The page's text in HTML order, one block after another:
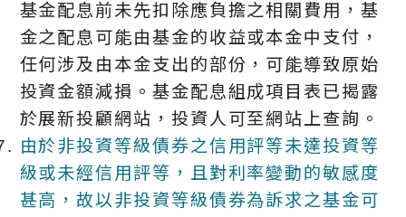
基金配息前未先扣除應負擔之相關費用，基
金之配息可能由基金的收益或本金中支付，
任何涉及由本金支出的部份，可能導致原始
投資金額減損。基金配息組成項目表已揭露
於展新投顧網站，投資人可至網站上查詢。
由於非投資等級債券之信用評等未達投資等
級或未經信用評等，且對利率變動的敏感度
甚高，故以非投資等級債券為訴求之基金可